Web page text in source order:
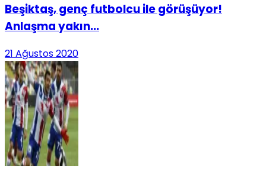
Beşiktaş, genç futbolcu ile görüşüyor!
Anlaşma yakın...
21 Ağustos 2020